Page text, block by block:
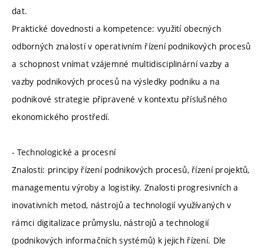
dat.
Praktické dovednosti a kompetence: využití obecných
odborných znalostí v operativním řízení podnikových procesů
a schopnost vnímat vzájemné multidisciplinární vazby a
vazby podnikových procesů na výsledky podniku a na
podnikové strategie připravené v kontextu příslušného
ekonomického prostředí.
- Technologické a procesní
Znalosti: principy řízení podnikových procesů, řízení projektů,
managementu výroby a logistiky. Znalosti progresivních a
inovativních metod, nástrojů a technologií využívaných v
rámci digitalizace průmyslu, nástrojů a technologií
(podnikových informačních systémů) k jejich řízení. Dle